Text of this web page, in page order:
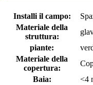
Installi il campo:
Materiale della
struttura:
piante:
Materiale della
copertura:
Baia:
<4